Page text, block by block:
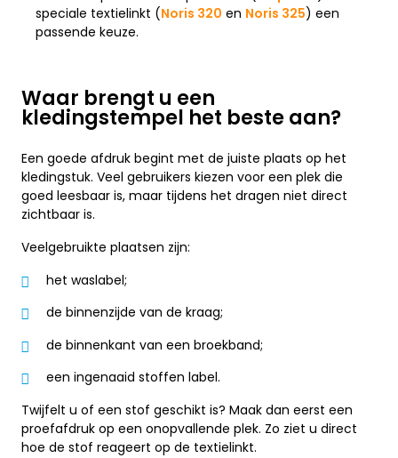
speciale textielinkt (Noris 320 en Noris 325) een
passende keuze.
Waar brengt u een
kledingstempel het beste aan?
Een goede afdruk begint met de juiste plaats op het
kledingstuk. Veel gebruikers kiezen voor een plek die
goed leesbaar is, maar tijdens het dragen niet direct
zichtbaar is.
Veelgebruikte plaatsen zijn:
het waslabel;
de binnenzijde van de kraag;
de binnenkant van een broekband;
een ingenaaid stoffen label.
Twijfelt u of een stof geschikt is? Maak dan eerst een
proefafdruk op een onopvallende plek. Zo ziet u direct
hoe de stof reageert op de textielinkt.